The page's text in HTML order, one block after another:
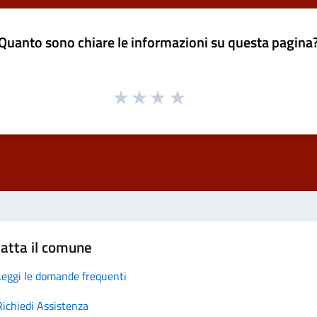
sono chiare le informazioni su questa
il comune
le domande frequenti
Assistenza